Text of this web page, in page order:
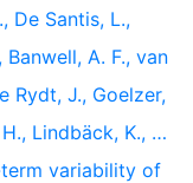
De Santis, L.,
Banwell, A. F., van
Rydt, J., Goelzer,
Lindbäck, K., …
variability of